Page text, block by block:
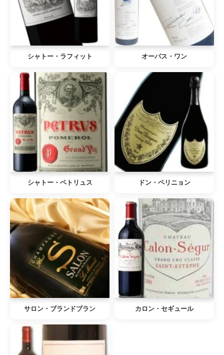
シャトー・ラフィット オーパス・ワン
シャトー・ペトリュス ドン・ペリニョン
サロン・ブランドブラン カロン・セギュール